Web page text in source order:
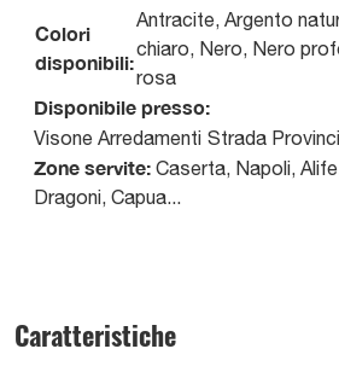
Colori
disponibili:
Antracite, Argento
chiaro, Nero, Nero
rosa
Disponibile presso:
Visone Arredamenti Strada
Zone servite: Caserta, Napoli,
Dragoni, Capua...
Caratteristiche